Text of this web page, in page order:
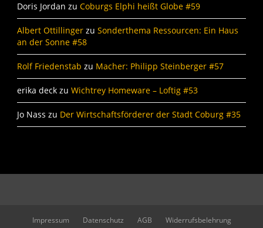
Doris Jordan zu Coburgs Elphi heißt Globe #59
Albert Ottillinger zu Sonderthema Ressourcen: Ein Haus
an der Sonne #58
Rolf Friedenstab zu Macher: Philipp Steinberger #57
erika deck zu Wichtrey Homeware – Loftig #53
Jo Nass zu Der Wirtschaftsförderer der Stadt Coburg #35
Impressum Datenschutz AGB
Widerrufsbelehrung